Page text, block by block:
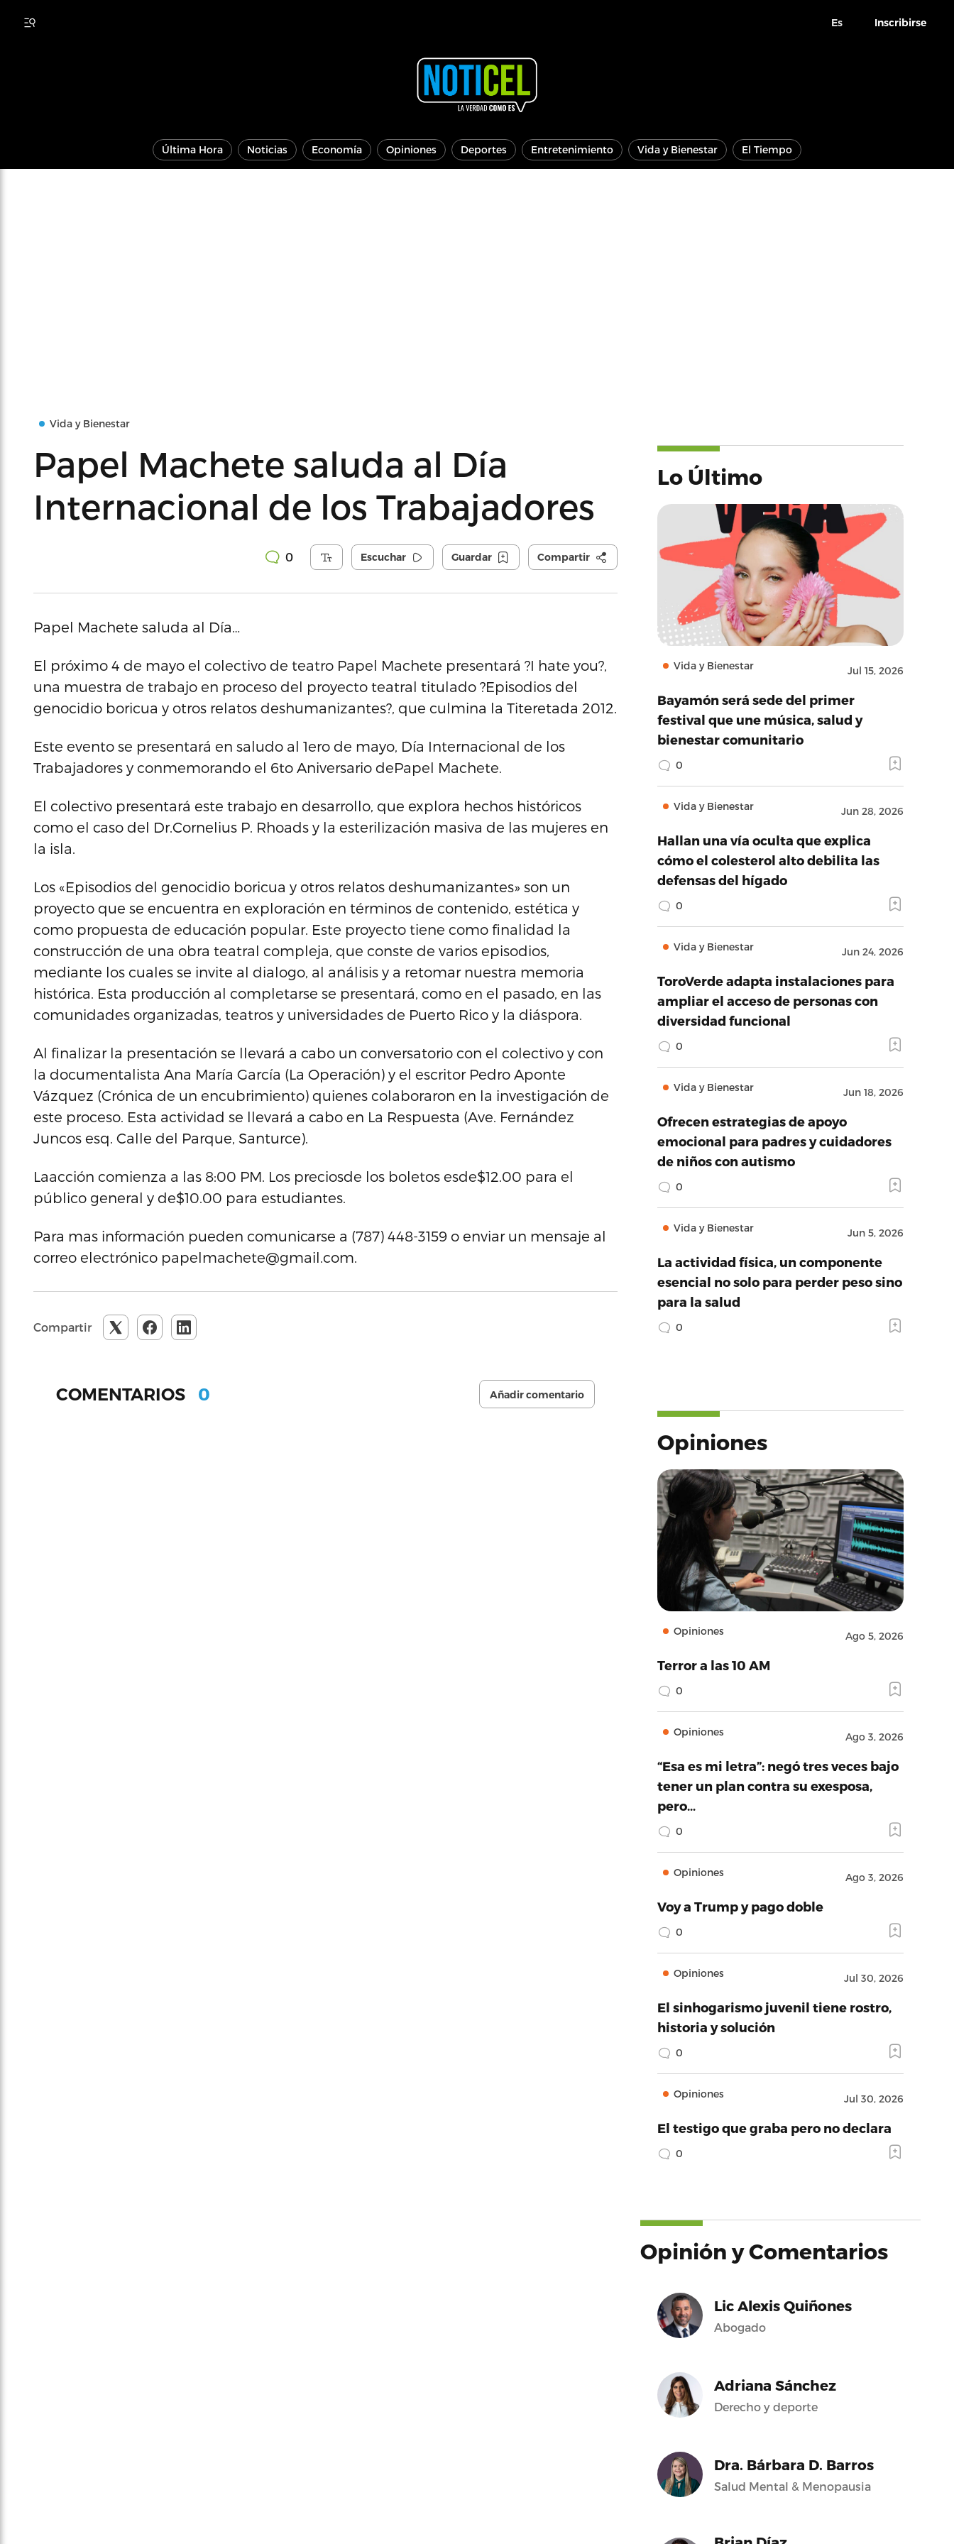
Es Inscribirse
Última Hora Noticias Economía Opiniones Deportes Entretenimiento Vida y Bienestar El Tiempo
Vida y Bienestar
Papel Machete saluda al Día
Internacional de los Trabajadores
0 Escuchar Guardar Compartir
Papel Machete saluda al Día…
El próximo 4 de mayo el colectivo de teatro Papel Machete presentará ?I hate you?,
una muestra de trabajo en proceso del proyecto teatral titulado ?Episodios del
genocidio boricua y otros relatos deshumanizantes?, que culmina la Titeretada 2012.
Este evento se presentará en saludo al 1ero de mayo, Día Internacional de los
Trabajadores y conmemorando el 6to Aniversario dePapel Machete.
El colectivo presentará este trabajo en desarrollo, que explora hechos históricos
como el caso del Dr.Cornelius P. Rhoads y la esterilización masiva de las mujeres en
la isla.
Los «Episodios del genocidio boricua y otros relatos deshumanizantes» son un
proyecto que se encuentra en exploración en términos de contenido, estética y
como propuesta de educación popular. Este proyecto tiene como finalidad la
construcción de una obra teatral compleja, que conste de varios episodios,
mediante los cuales se invite al dialogo, al análisis y a retomar nuestra memoria
histórica. Esta producción al completarse se presentará, como en el pasado, en las
comunidades organizadas, teatros y universidades de Puerto Rico y la diáspora.
Al finalizar la presentación se llevará a cabo un conversatorio con el colectivo y con
la documentalista Ana María García (La Operación) y el escritor Pedro Aponte
Vázquez (Crónica de un encubrimiento) quienes colaboraron en la investigación de
este proceso. Esta actividad se llevará a cabo en La Respuesta (Ave. Fernández
Juncos esq. Calle del Parque, Santurce).
Laacción comienza a las 8:00 PM. Los preciosde los boletos esde$12.00 para el
público general y de$10.00 para estudiantes.
Para mas información pueden comunicarse a (787) 448-3159 o enviar un mensaje al
correo electrónico papelmachete@gmail.com.
Compartir
COMENTARIOS 0 Añadir comentario
Lo Último
Vida y Bienestar Jul 15, 2026
Bayamón será sede del primer
festival que une música, salud y
bienestar comunitario
0
Vida y Bienestar Jun 28, 2026
Hallan una vía oculta que explica
cómo el colesterol alto debilita las
defensas del hígado
0
Vida y Bienestar Jun 24, 2026
ToroVerde adapta instalaciones para
ampliar el acceso de personas con
diversidad funcional
0
Vida y Bienestar Jun 18, 2026
Ofrecen estrategias de apoyo
emocional para padres y cuidadores
de niños con autismo
0
Vida y Bienestar Jun 5, 2026
La actividad física, un componente
esencial no solo para perder peso sino
para la salud
0
Opiniones
Opiniones Ago 5, 2026
Terror a las 10 AM
0
Opiniones Ago 3, 2026
“Esa es mi letra”: negó tres veces bajo
tener un plan contra su exesposa,
pero…
0
Opiniones Ago 3, 2026
Voy a Trump y pago doble
0
Opiniones Jul 30, 2026
El sinhogarismo juvenil tiene rostro,
historia y solución
0
Opiniones Jul 30, 2026
El testigo que graba pero no declara
0
Opinión y Comentarios
Lic Alexis Quiñones
Abogado
Adriana Sánchez
Derecho y deporte
Dra. Bárbara D. Barros
Salud Mental & Menopausia